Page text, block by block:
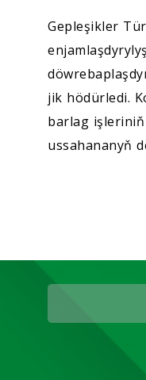
Gepleşikler
jik hödürledi.
barlag
ussahananyň